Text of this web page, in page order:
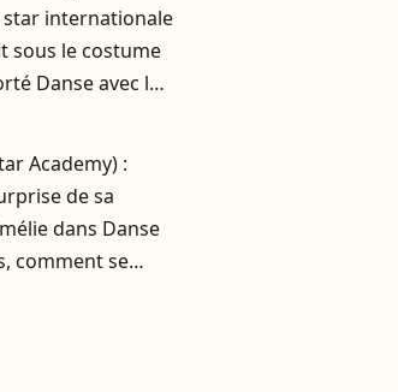
star internationale
sous le costume
Danse avec les
Academy) :
de sa
dans Danse
comment se
?